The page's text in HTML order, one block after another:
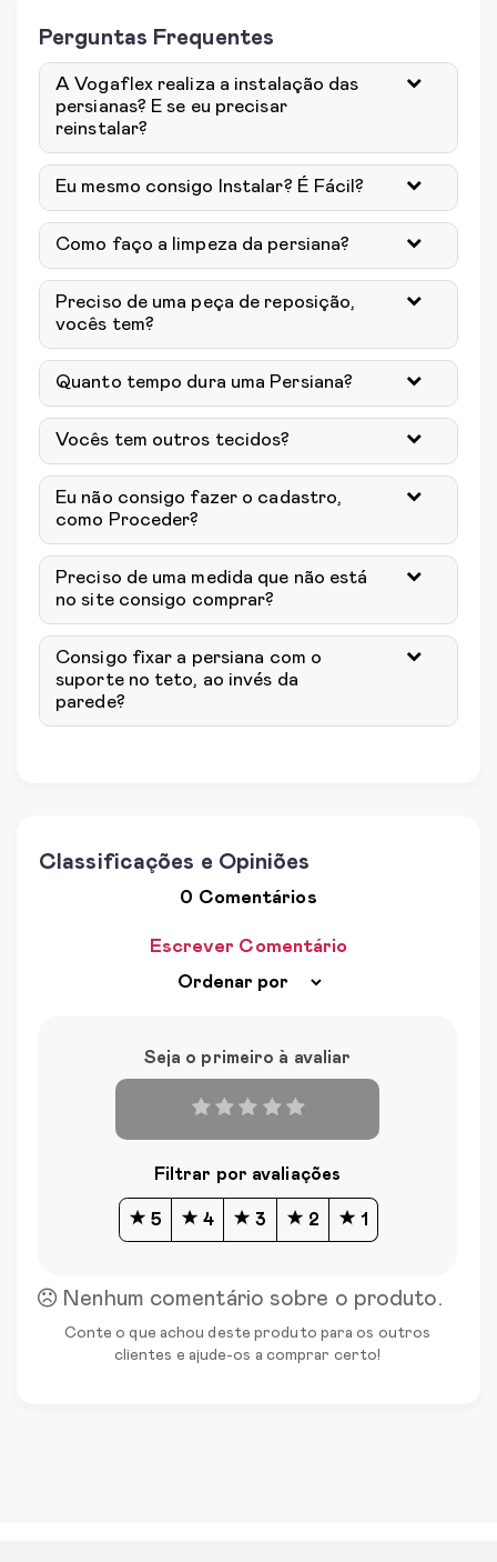
Perguntas Frequentes
A Vogaflex realiza a instalação das
persianas? E se eu precisar
reinstalar?
Eu mesmo consigo Instalar? É Fácil?
Como faço a limpeza da persiana?
Preciso de uma peça de reposição,
vocês tem?
Quanto tempo dura uma Persiana?
Vocês tem outros tecidos?
Eu não consigo fazer o cadastro,
como Proceder?
Preciso de uma medida que não está
no site consigo comprar?
Consigo fixar a persiana com o
suporte no teto, ao invés da
parede?
Classificações e Opiniões
0 Comentários
Escrever Comentário
Seja o primeiro à avaliar
Filtrar por avaliações
5 4 3 2 1
Nenhum comentário sobre o produto.
Conte o que achou deste produto para os outros
clientes e ajude-os a comprar certo!